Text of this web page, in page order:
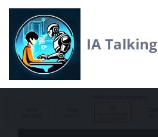
Skip
to
content
IA Talking